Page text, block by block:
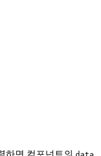
하면 컴포넌트의